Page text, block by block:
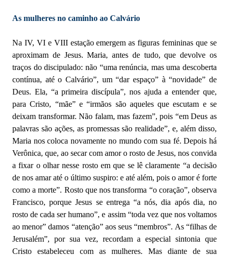
As mulheres no caminho ao Calvário
Na IV, VI e VIII estação emergem as figuras femininas que se
aproximam de Jesus. Maria, antes de tudo, que devolve os
traços do discipulado: não “uma renúncia, mas uma descoberta
contínua, até o Calvário”, um “dar espaço” à “novidade” de
Deus. Ela, “a primeira discípula”, nos ajuda a entender que,
para Cristo, “mãe” e “irmãos são aqueles que escutam e se
deixam transformar. Não falam, mas fazem”, pois “em Deus as
palavras são ações, as promessas são realidade”, e, além disso,
Maria nos coloca novamente no mundo com sua fé. Depois há
Verônica, que, ao secar com amor o rosto de Jesus, nos convida
a fixar o olhar nesse rosto em que se lê claramente “a decisão
de nos amar até o último suspiro: e até além, pois o amor é forte
como a morte”. Rosto que nos transforma “o coração”, observa
Francisco, porque Jesus se entrega “a nós, dia após dia, no
rosto de cada ser humano”, e assim “toda vez que nos voltamos
ao menor” damos “atenção” aos seus “membros”. As “filhas de
Jerusalém”, por sua vez, recordam a especial sintonia que
Cristo estabeleceu com as mulheres. Mas diante de sua